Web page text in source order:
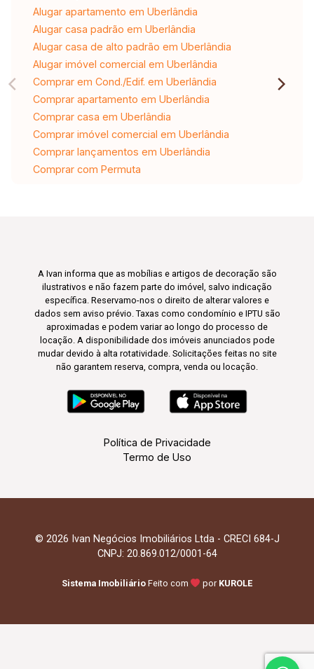
Alugar apartamento em Uberlândia
Alugar casa padrão em Uberlândia
Alugar casa de alto padrão em Uberlândia
Alugar imóvel comercial em Uberlândia
Comprar em Cond./Edif. em Uberlândia
Comprar apartamento em Uberlândia
Comprar casa em Uberlândia
Comprar imóvel comercial em Uberlândia
Comprar lançamentos em Uberlândia
Comprar com Permuta
A Ivan informa que as mobílias e artigos de decoração são
ilustrativos e não fazem parte do imóvel, salvo indicação
específica. Reservamo-nos o direito de alterar valores e
dados sem aviso prévio. Taxas como condomínio e IPTU são
aproximadas e podem variar ao longo do processo de
locação. A disponibilidade dos imóveis anunciados pode
mudar devido à alta rotatividade. Solicitações feitas no site
não garantem reserva, compra, venda ou locação.
Política de Privacidade
Termo de Uso
© 2026 Ivan Negócios Imobiliários Ltda - CRECI 684-J
CNPJ: 20.869.012/0001-64
Sistema Imobiliário Feito com por KUROLE